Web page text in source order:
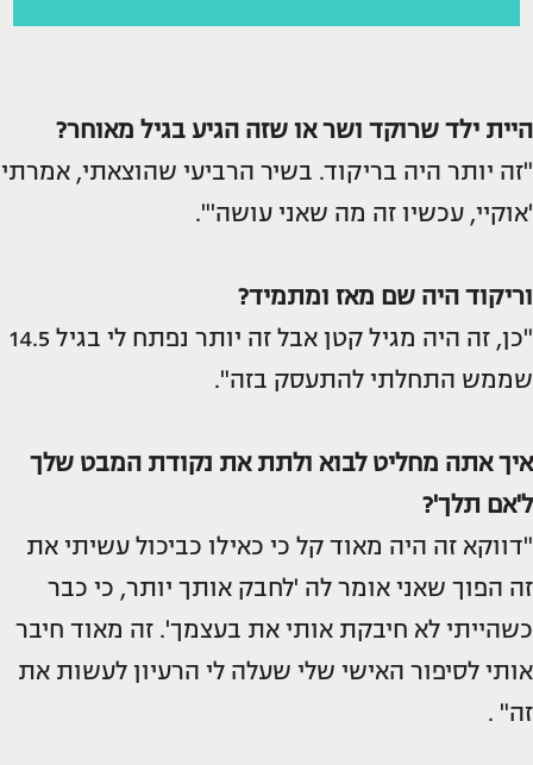
היית ילד שרוקד ושר או שזה הגיע בגיל מאוחר?
"זה יותר היה בריקוד. בשיר הרביעי שהוצאתי, אמרתי
'אוקיי, עכשיו זה מה שאני עושה'".
וריקוד היה שם מאז ומתמיד?
"כן, זה היה מגיל קטן אבל זה יותר נפתח לי בגיל 14.5
שממש התחלתי להתעסק בזה".
איך אתה מחליט לבוא ולתת את נקודת המבט שלך
ל'אם תלך'?
"דווקא זה היה מאוד קל כי כאילו כביכול עשיתי את
זה הפוך שאני אומר לה 'לחבק אותך יותר, כי כבר
כשהייתי לא חיבקת אותי את בעצמך'. זה מאוד חיבר
אותי לסיפור האישי שלי שעלה לי הרעיון לעשות את
זה" .